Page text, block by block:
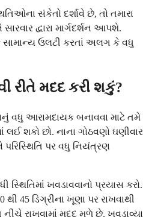
સંકેતો દર્શાવે છે, તો તમારા
દ્વારા માર્ગદર્શન આપશે.
ઉલટી કરતાં અલગ કે વધુ
રીતે મદદ કરી શકું?
વધુ આરામદાયક બનાવવા માટે તમે
શકો છો. નાના ગોઠવણો ઘણીવાર
પર વધુ નિયંત્રણ
સ્થિતિમાં ખવડાવવાનો પ્રયાસ કરો.
45 ડિગ્રીના ખૂણા પર રાખવાથી
રાખવામાં મદદ મળે છે. ખવડાવ્યા